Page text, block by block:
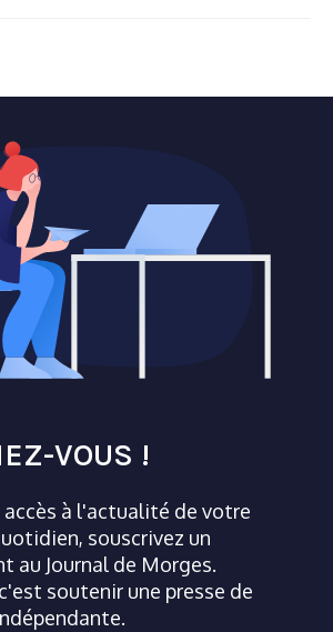
VOUS !
accès à l'actualité de votre
souscrivez un
au Journal de Morges.
soutenir une presse de